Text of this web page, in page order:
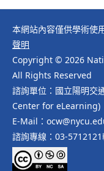
本網站內容僅供學術使
聲明
Copyright © 2026
All Rights Reserved
諮詢單位：國立陽明交
Center for eLearning)
E-Mail：
諮詢專線：03-